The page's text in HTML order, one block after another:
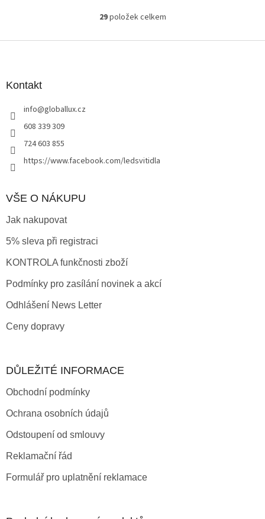
O
l
y
29položek celkem
Kontakt
info@globallux.cz
608 339 309
724 603 855
https://www.facebook.com/ledsvitidla
VŠE O NÁKUPU
Jak nakupovat
5% sleva při registraci
KONTROLA funkčnosti zboží
Podmínky pro zasílání novinek a akcí
Odhlášení News Letter
Ceny dopravy
DŮLEŽITÉ INFORMACE
Obchodní podmínky
Ochrana osobních údajů
Odstoupení od smlouvy
Reklamační řád
Formulář pro uplatnění reklamace